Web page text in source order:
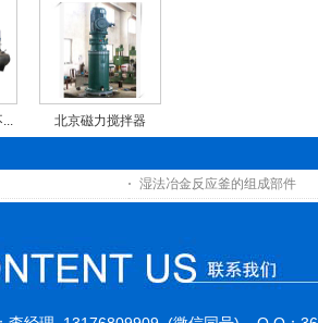
北京磁力搅拌器
湿法冶金反应釜的组成部件